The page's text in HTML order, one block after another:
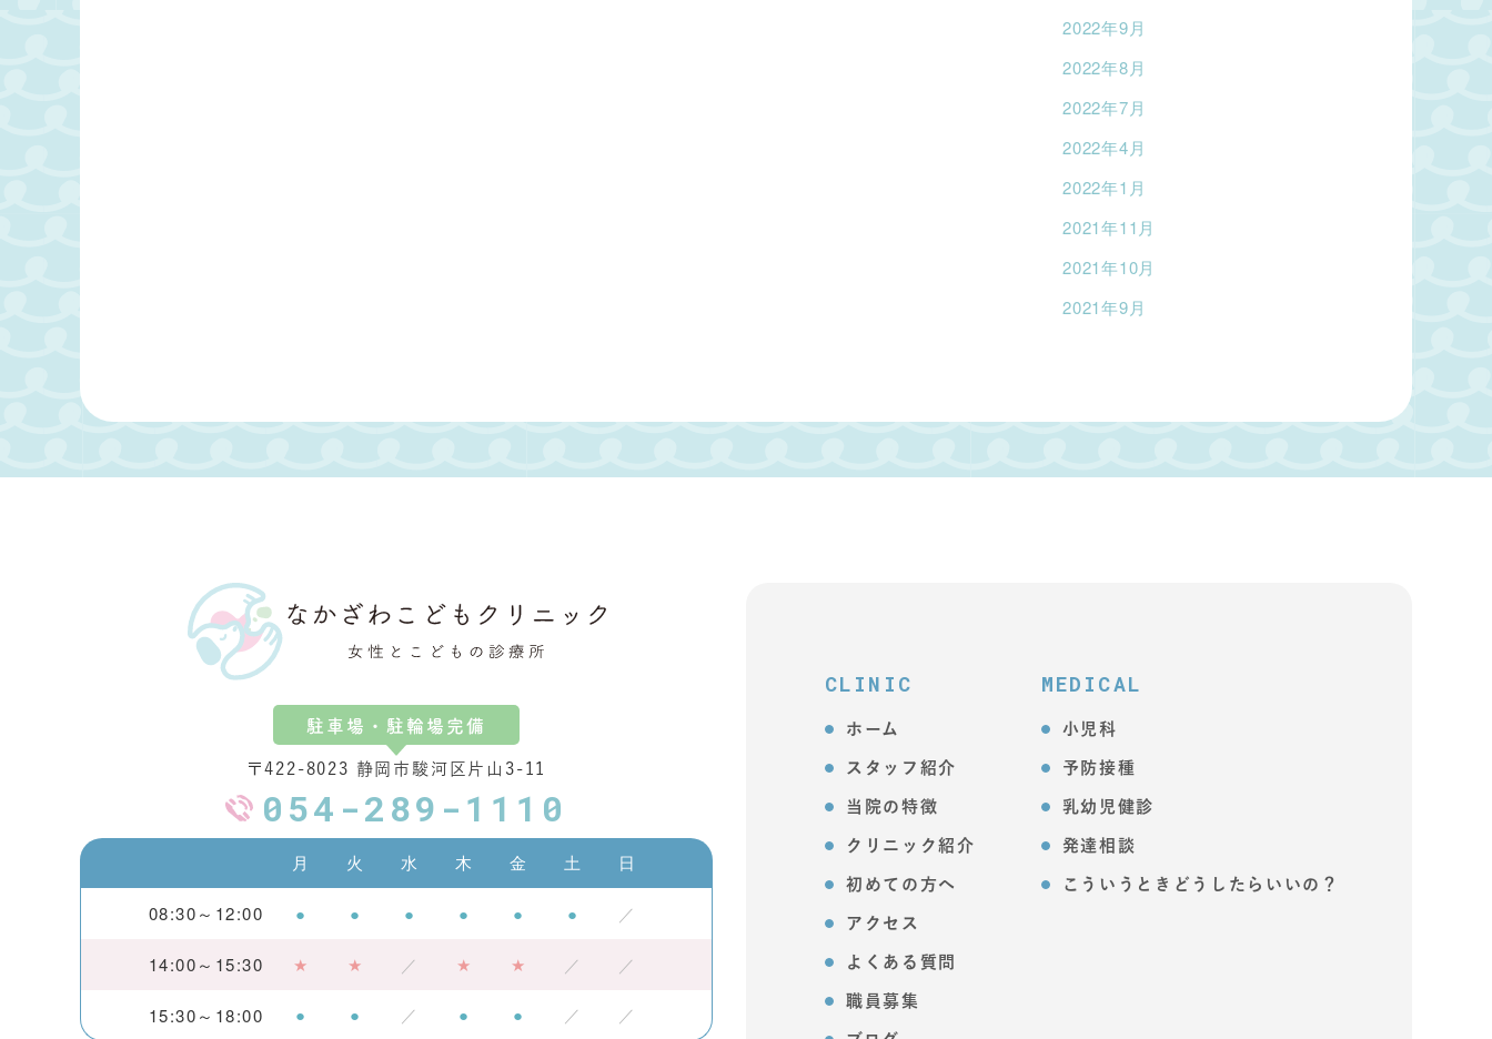
2022年9月
2022年8月
2022年7月
2022年4月
2022年1月
2021年11月
2021年10月
2021年9月
駐車場・駐輪場完備
〒422-8023 静岡市駿河区片山3-11
054-289-1110
月 火 水 木 金 土 日
08:30～12:00 ● ● ● ● ● ● ／
14:00～15:30 ★ ★ ／ ★ ★ ／ ／
15:30～18:00 ● ● ／ ● ● ／ ／
CLINIC
ホーム
スタッフ紹介
当院の特徴
クリニック紹介
初めての方へ
アクセス
よくある質問
職員募集
MEDICAL
小児科
予防接種
乳幼児健診
発達相談
こういうときどうしたらいいの？